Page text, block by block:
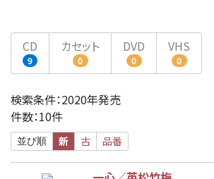
CD
9
カセット
0
DVD
0
VHS
0
検索条件：2020年発売
件数：10件
並び順 新 古 品番